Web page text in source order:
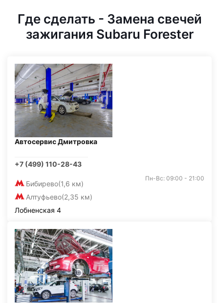
Где сделать - Замена свечей
зажигания Subaru Forester
Автосервис Дмитровка
+7 (499) 110-28-43
Бибирево(1,6 км)
Алтуфьево(2,35 км)
Пн-Вс: 09:00 - 21:00
Лобненская 4